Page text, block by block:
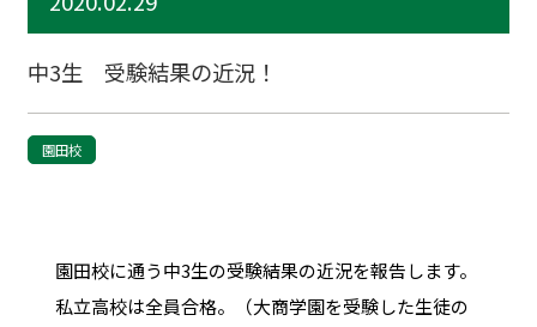
中3生 受験結果の近況！
園田校
園田校に通う中3生の受験結果の近況を報告します。
私立高校は全員合格。（大商学園を受験した生徒の